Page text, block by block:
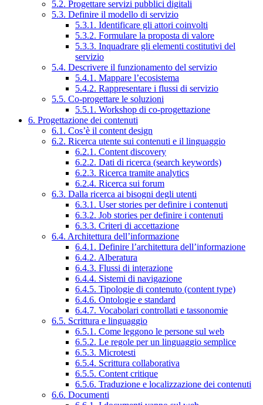
5.2. Progettare servizi pubblici digitali
5.3. Definire il modello di servizio
5.3.1. Identificare gli attori coinvolti
5.3.2. Formulare la proposta di valore
5.3.3. Inquadrare gli elementi costitutivi del
servizio
5.4. Descrivere il funzionamento del servizio
5.4.1. Mappare l’ecosistema
5.4.2. Rappresentare i flussi di servizio
5.5. Co-progettare le soluzioni
5.5.1. Workshop di co-progettazione
6. Progettazione dei contenuti
6.1. Cos’è il content design
6.2. Ricerca utente sui contenuti e il linguaggio
6.2.1. Content discovery
6.2.2. Dati di ricerca (search keywords)
6.2.3. Ricerca tramite analytics
6.2.4. Ricerca sui forum
6.3. Dalla ricerca ai bisogni degli utenti
6.3.1. User stories per definire i contenuti
6.3.2. Job stories per definire i contenuti
6.3.3. Criteri di accettazione
6.4. Architettura dell’informazione
6.4.1. Definire l’architettura dell’informazione
6.4.2. Alberatura
6.4.3. Flussi di interazione
6.4.4. Sistemi di navigazione
6.4.5. Tipologie di contenuto (content type)
6.4.6. Ontologie e standard
6.4.7. Vocabolari controllati e tassonomie
6.5. Scrittura e linguaggio
6.5.1. Come leggono le persone sul web
6.5.2. Le regole per un linguaggio semplice
6.5.3. Microtesti
6.5.4. Scrittura collaborativa
6.5.5. Content critique
6.5.6. Traduzione e localizzazione dei contenuti
6.6. Documenti